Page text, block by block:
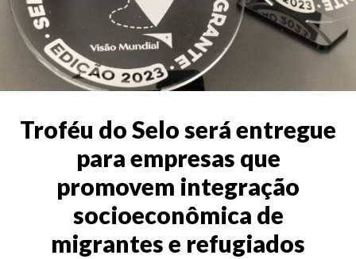
Troféu do Selo será entregue
para empresas que
promovem integração
socioeconômica de
migrantes e refugiados